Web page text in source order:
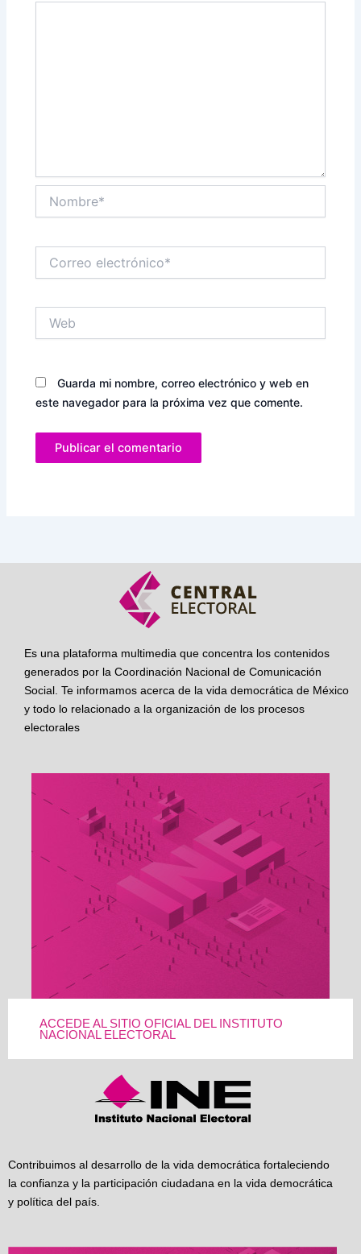
electrónico*
Guarda mi nombre, correo electrónico y web en
este navegador para la próxima vez que comente.
Es una plataforma multimedia que concentra los contenidos
generados por la Coordinación Nacional de Comunicación
Social. Te informamos acerca de la vida democrática de México
y todo lo relacionado a la organización de los procesos
electorales
ACCEDE AL SITIO OFICIAL DEL INSTITUTO
NACIONAL ELECTORAL
Contribuimos al desarrollo de la vida democrática fortaleciendo
la confianza y la participación ciudadana en la vida democrática
y política del país.